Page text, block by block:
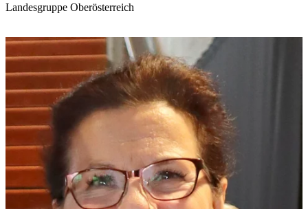
Landesgruppe Oberösterreich